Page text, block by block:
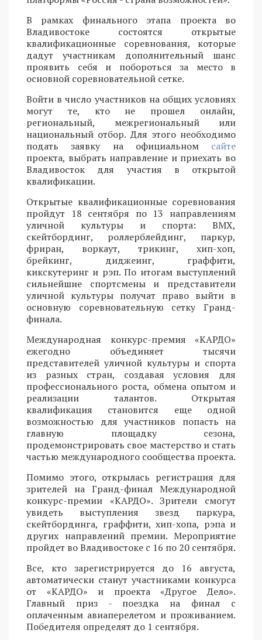
В рамках финального этапа проекта во
Владивостоке состоятся открытые
квалификационные соревнования, которые
дадут участникам дополнительный шанс
проявить себя и побороться за место в
основной соревновательной сетке.
Войти в число участников на общих условиях
могут те, кто не прошел онлайн,
региональный, межрегиональный или
национальный отбор. Для этого необходимо
подать заявку на официальном сайте
проекта, выбрать направление и приехать во
Владивосток для участия в открытой
квалификации.
Открытые квалификационные соревнования
пройдут 18 сентября по 13 направлениям
уличной культуры и спорта: BMX,
скейтбординг, роллерблейдинг, паркур,
фриран, воркаут, трикинг, хип-хоп,
брейкинг, диджеинг, граффити,
кикскутеринг и рэп. По итогам выступлений
сильнейшие спортсмены и представители
уличной культуры получат право выйти в
основную соревновательную сетку Гранд-
финала.
Международная конкурс-премия «КАРДО»
ежегодно объединяет тысячи
представителей уличной культуры и спорта
из разных стран, создавая условия для
профессионального роста, обмена опытом и
реализации талантов. Открытая
квалификация становится еще одной
возможностью для участников попасть на
главную площадку сезона,
продемонстрировать свое мастерство и стать
частью международного сообщества проекта.
Помимо этого, открылась регистрация для
зрителей на Гранд-финал Международной
конкурс-премии «КАРДО». Зрители смогут
увидеть выступления звезд паркура,
скейтбординга, граффити, хип-хопа, рэпа и
других направлений премии. Мероприятие
пройдет во Владивостоке с 16 по 20 сентября.
Все, кто зарегистрируется до 16 августа,
автоматически станут участниками конкурса
от «КАРДО» и проекта «Другое Дело».
Главный приз - поездка на финал с
оплаченным авиаперелетом и проживанием.
Победителя определят до 1 сентября.